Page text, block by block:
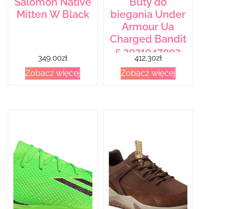
Mitten W Black
349.00zł
Zobacz więcej
biegania Under
Armour Ua
Charged Bandit
5 3021947002
Czarny
412.30zł
Zobacz więcej